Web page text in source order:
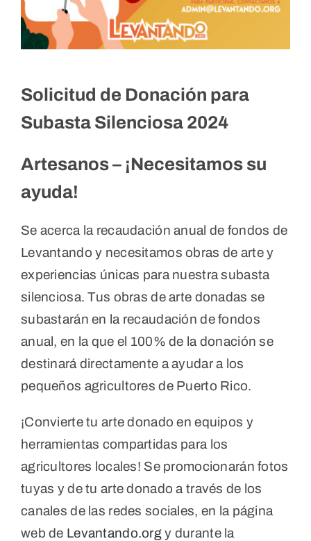
Solicitud de Donación para
Subasta Silenciosa 2024
Artesanos – ¡Necesitamos su
ayuda!
Se acerca la recaudación anual de fondos de
Levantando y necesitamos obras de arte y
experiencias únicas para nuestra subasta
silenciosa. Tus obras de arte donadas se
subastarán en la recaudación de fondos
anual, en la que el 100% de la donación se
destinará directamente a ayudar a los
pequeños agricultores de Puerto Rico.
¡Convierte tu arte donado en equipos y
herramientas compartidas para los
agricultores locales! Se promocionarán fotos
tuyas y de tu arte donado a través de los
canales de las redes sociales, en la página
web de Levantando.orgy durante la